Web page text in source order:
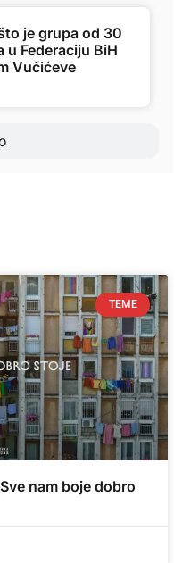
je grupa od 30
Federaciju BiH
Vučićeve
TEME
nam boje dobro